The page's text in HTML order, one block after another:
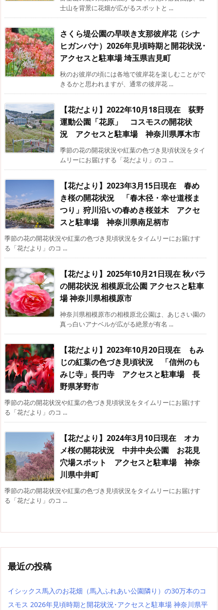
士山を背景に花畑が広がるスポットと ...
さくら堤公園の早咲き支那彼岸花（シナ
ヒガンバナ）2026年見頃時期と開花状況･
アクセスと駐車場 埼玉県吉見町
秋のお彼岸の頃には各地で彼岸花を楽しむことがで
きるかと思われますが、通常の彼岸花 ...
【花だより】2022年10月18日現在 荻野
運動公園「花原」 コスモスの開花状
況 アクセスと駐車場 神奈川県厚木市
季節の花の開花状況や紅葉の色づき見頃状況をタイ
ムリーにお届けする「花だより」のコ ...
【花だより】2023年3月15日現在 春め
き桜の開花状況 「春木径・幸せ道桜ま
つり」狩川沿いの春めき桜並木 アクセ
スと駐車場 神奈川県南足柄市
季節の花の開花状況や紅葉の色づき見頃状況をタイムリーにお届けす
る「花だより」のコ ...
【花だより】2025年10月21日現在 秋バラ
の開花状況 相模原北公園 アクセスと駐車
場 神奈川県相模原市
神奈川県相模原市の相模原北公園は、あじさい園の
真っ白いアナベルが広がる絶景が有名 ...
【花だより】2023年10月20日現在 もみ
じの紅葉の色づき見頃状況 「信州のも
みじ寺」長円寺 アクセスと駐車場 長
野県茅野市
季節の花の開花状況や紅葉の色づき見頃状況をタイムリーにお届けす
る「花だより」のコ ...
【花だより】2024年3月10日現在 オカ
メ桜の開花状況 中井中央公園 お花見
穴場スポット アクセスと駐車場 神奈
川県中井町
季節の花の開花状況や紅葉の色づき見頃状況をタイムリーにお届けす
る「花だより」のコ ...
最近の投稿
イシックス馬入のお花畑（馬入ふれあい公園隣り）の30万本のコ
スモス 2026年見頃時期と開花状況･アクセスと駐車場 神奈川県平